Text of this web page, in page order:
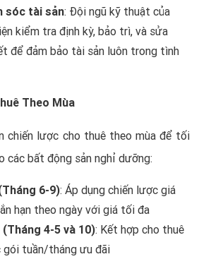
sóc tài sản: Đội ngũ kỹ thuật của
kiểm tra định kỳ, bảo trì, và sửa
để đảm bảo tài sản luôn trong tình
Theo Mùa
chiến lược cho thuê theo mùa để tối
các bất động sản nghỉ dưỡng:
6-9): Áp dụng chiến lược giá
hạn theo ngày với giá tối đa
4-5 và 10): Kết hợp cho thuê
gói tuần/tháng ưu đãi